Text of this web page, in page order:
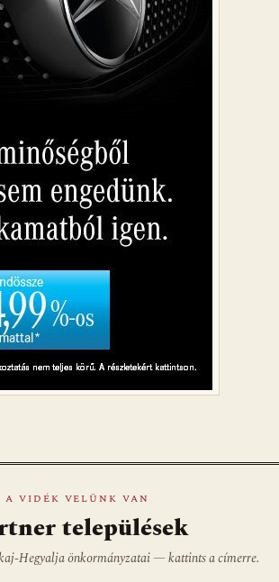
A VIDÉK VELÜNK VAN
települések
Hegyalja önkormányzatai — kattints a címerre.